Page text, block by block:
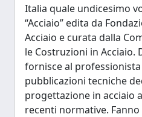
Italia quale undicesimo
“Acciaio” edita da
Acciaio e curata dalla
le Costruzioni in Acciaio.
fornisce al
pubblicazioni tecniche
progettazione in acciaio
recenti normative.